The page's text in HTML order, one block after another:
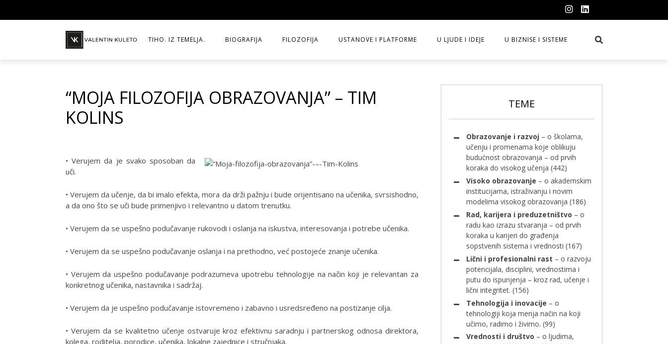
TIHO. IZ TEMELJA. BIOGRAFIJA FILOZOFIJA USTANOVE I PLATFORME U LJUDE I IDEJE U BIZNISE I SISTEME
“MOJA FILOZOFIJA OBRAZOVANJA” – TIM
KOLINS
• Verujem da je svako sposoban da
uči.
• Verujem da učenje, da bi imalo efekta, mora da drži pažnju i bude orijentisano na učenika, svrsishodno,
a da ono što se uči bude primenjivo i relevantno u datom trenutku.
• Verujem da se uspešno podučavanje rukovodi i oslanja na iskustva, interesovanja i potrebe učenika.
• Verujem da se uspešno podučavanje oslanja i na prethodno, već postojeće znanje učenika.
• Verujem da uspešno podučavanje podrazumeva upotrebu tehnologije na način koji je relevantan za
konkretnog učenika, nastavnika i sadržaj.
• Verujem da je uspešno podučavanje istovremeno i zabavno i usredsređeno na postizanje cilja.
• Verujem da se kvalitetno učenje ostvaruje kroz efektivnu saradnju i partnerskog odnosa direktora,
kolega, roditelja, porodice, učenika, lokalne zajednice i stručnjaka.
TEME
Obrazovanje i razvoj – o školama,
učenju i promenama koje oblikuju
budućnost obrazovanja – od prvih
koraka do visokog učenja (442)
Visoko obrazovanje – o akademskim
institucijama, istraživanju i novim
modelima visokog obrazovanja (186)
Rad, karijera i preduzetništvo – o
radu kao izrazu stvaranja – od prvih
koraka u karijeri do građenja
sopstvenih sistema i vrednosti (167)
Lični i profesionalni rast – o razvoju
potencijala, disciplini, vrednostima i
putu do ispunjenja – kroz rad, učenje i
lični integritet. (156)
Tehnologija i inovacije – o
tehnologiji koja menja način na koji
učimo, radimo i živimo. (99)
Vrednosti i društvo – o ljudima,